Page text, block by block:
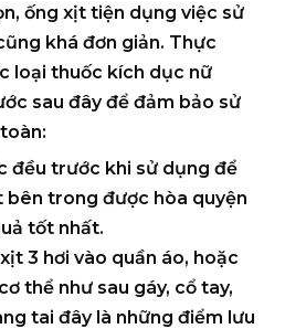
ống xịt tiện dụng việc sử
khá đơn giản. Thực
loại thuốc kích dục nữ
sau đây để đảm bảo sử
đều trước khi sử dụng để
bên trong được hòa quyện
tốt nhất.
3 hơi vào quần áo, hoặc
thể như sau gáy, cổ tay,
tai đây là những điểm lưu